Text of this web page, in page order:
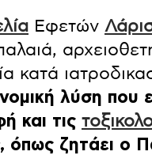
Εφετών
κατά
λύση που
και τις
, όπως ζητάει ο